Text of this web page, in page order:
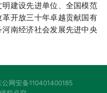
建设先进单位、全国模范
开放三十年卓越贡献国有
南经济社会发展先进中央
网安备110401400185